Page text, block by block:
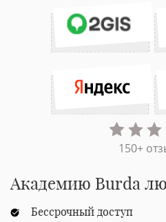
150+
Академию Burda
Бессрочный доступ